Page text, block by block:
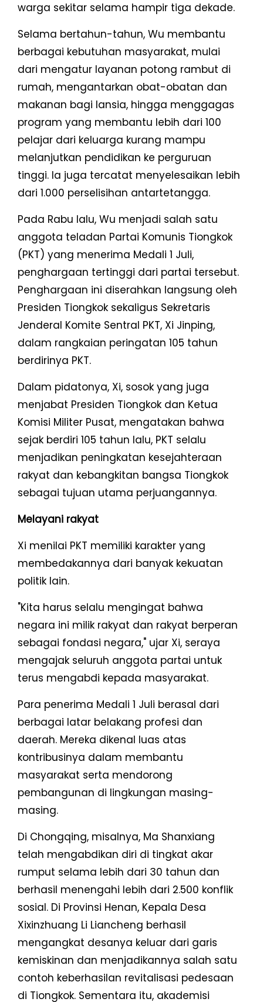
warga sekitar selama hampir tiga dekade.
Selama bertahun-tahun, Wu membantu
berbagai kebutuhan masyarakat, mulai
dari mengatur layanan potong rambut di
rumah, mengantarkan obat-obatan dan
makanan bagi lansia, hingga menggagas
program yang membantu lebih dari 100
pelajar dari keluarga kurang mampu
melanjutkan pendidikan ke perguruan
tinggi. Ia juga tercatat menyelesaikan lebih
dari 1.000 perselisihan antartetangga.
Pada Rabu lalu, Wu menjadi salah satu
anggota teladan Partai Komunis Tiongkok
(PKT) yang menerima Medali 1 Juli,
penghargaan tertinggi dari partai tersebut.
Penghargaan ini diserahkan langsung oleh
Presiden Tiongkok sekaligus Sekretaris
Jenderal Komite Sentral PKT, Xi Jinping,
dalam rangkaian peringatan 105 tahun
berdirinya PKT.
Dalam pidatonya, Xi, sosok yang juga
menjabat Presiden Tiongkok dan Ketua
Komisi Militer Pusat, mengatakan bahwa
sejak berdiri 105 tahun lalu, PKT selalu
menjadikan peningkatan kesejahteraan
rakyat dan kebangkitan bangsa Tiongkok
sebagai tujuan utama perjuangannya.
Melayani rakyat
Xi menilai PKT memiliki karakter yang
membedakannya dari banyak kekuatan
politik lain.
"Kita harus selalu mengingat bahwa
negara ini milik rakyat dan rakyat berperan
sebagai fondasi negara," ujar Xi, seraya
mengajak seluruh anggota partai untuk
terus mengabdi kepada masyarakat.
Para penerima Medali 1 Juli berasal dari
berbagai latar belakang profesi dan
daerah. Mereka dikenal luas atas
kontribusinya dalam membantu
masyarakat serta mendorong
pembangunan di lingkungan masing-
masing.
Di Chongqing, misalnya, Ma Shanxiang
telah mengabdikan diri di tingkat akar
rumput selama lebih dari 30 tahun dan
berhasil menengahi lebih dari 2.500 konflik
sosial. Di Provinsi Henan, Kepala Desa
Xixinzhuang Li Liancheng berhasil
mengangkat desanya keluar dari garis
kemiskinan dan menjadikannya salah satu
contoh keberhasilan revitalisasi pedesaan
di Tiongkok. Sementara itu, akademisi